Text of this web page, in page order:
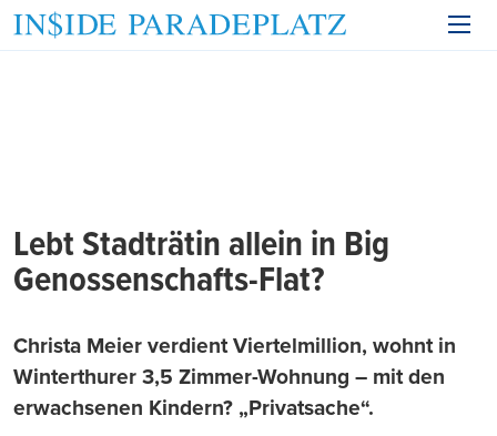
Lebt Stadträtin allein in Big
Genossenschafts-Flat?
Christa Meier verdient Viertelmillion, wohnt in
Winterthurer 3,5 Zimmer-Wohnung – mit den
erwachsenen Kindern? „Privatsache“.